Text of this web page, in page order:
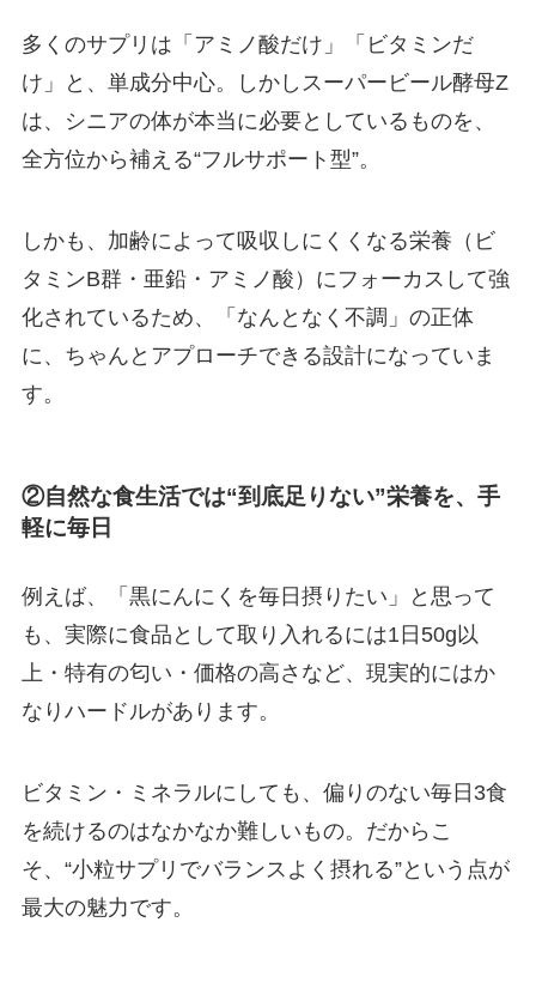
多くのサプリは「アミノ酸だけ」「ビタミンだ
け」と、単成分中心。しかしスーパービール酵母Z
は、シニアの体が本当に必要としているものを、
全方位から補える“フルサポート型”。
しかも、加齢によって吸収しにくくなる栄養（ビ
タミンB群・亜鉛・アミノ酸）にフォーカスして強
化されているため、「なんとなく不調」の正体
に、ちゃんとアプローチできる設計になっていま
す。
②自然な食生活では“到底足りない”栄養を、手
軽に毎日
例えば、「黒にんにくを毎日摂りたい」と思って
も、実際に食品として取り入れるには1日50g以
上・特有の匂い・価格の高さなど、現実的にはか
なりハードルがあります。
ビタミン・ミネラルにしても、偏りのない毎日3食
を続けるのはなかなか難しいもの。だからこ
そ、“小粒サプリでバランスよく摂れる”という点が
最大の魅力です。